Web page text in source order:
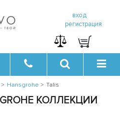
вход
регистрация
> Hansgrohe > Talis
КОЛЛЕКЦИИ